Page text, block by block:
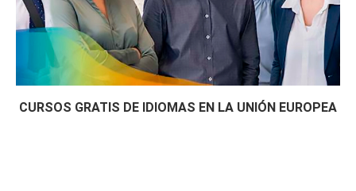
CURSOS GRATIS DE IDIOMAS EN LA UNIÓN EUROPEA